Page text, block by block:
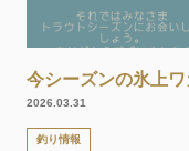
今シーズンの氷上
2026.03.31
釣り情報